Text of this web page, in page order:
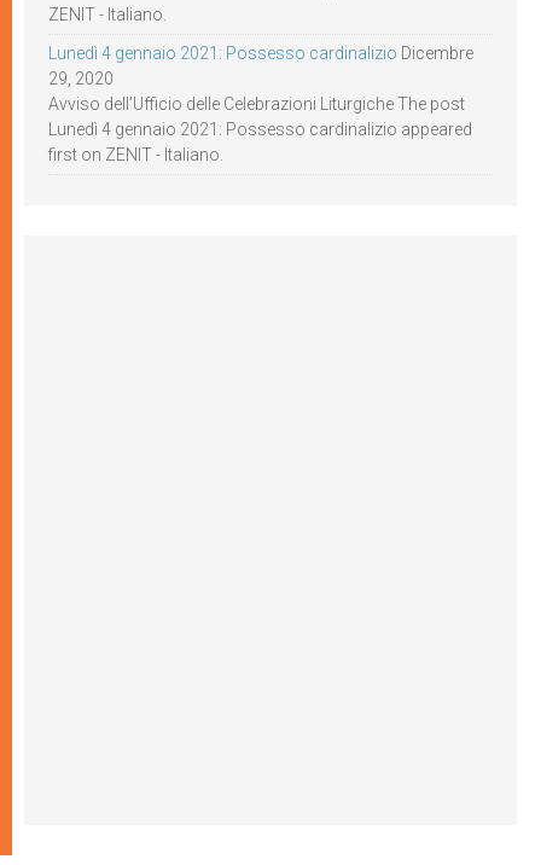
ZENIT - Italiano.
Lunedì 4 gennaio 2021: Possesso cardinalizio Dicembre
29, 2020
Avviso dell’Ufficio delle Celebrazioni Liturgiche The post
Lunedì 4 gennaio 2021: Possesso cardinalizio appeared
first on ZENIT - Italiano.